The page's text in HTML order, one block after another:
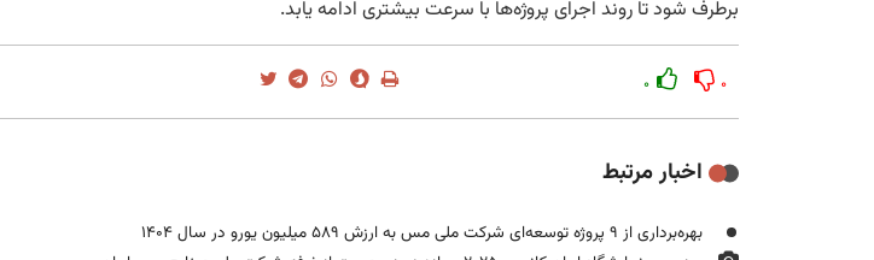
برطرف شود تا روند اجرای پروژه‌ها با سرعت بیشتری ادامه یابد.
۰ ۰
اخبار مرتبط
بهره‌برداری از ۹ پروژه توسعه‌ای شرکت ملی مس به ارزش ۵۸۹ میلیون یورو در سال ۱۴۰۴